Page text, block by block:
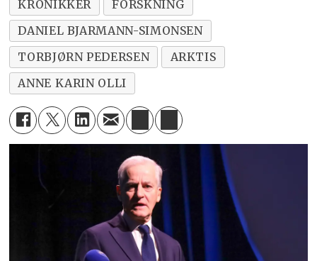
KRONIKKER
FORSKNING
DANIEL BJARMANN-SIMONSEN
TORBJØRN PEDERSEN
ARKTIS
ANNE KARIN OLLI